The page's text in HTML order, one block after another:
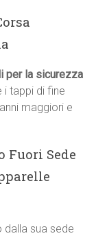
per la sicurezza
i tappi di fine
maggiori e
Fuori Sede
sua sede